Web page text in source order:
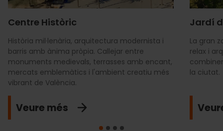
Centre Històric
Història mil·lenària, arquitectura modernista i
barris amb ànima pròpia. Callejar entre
monuments medievals, terrasses amb encant,
mercats emblemàtics i l'ambient creatiu més
vibrant de València.
Veure més
Jardí
La gran
relax i
la ciutat.